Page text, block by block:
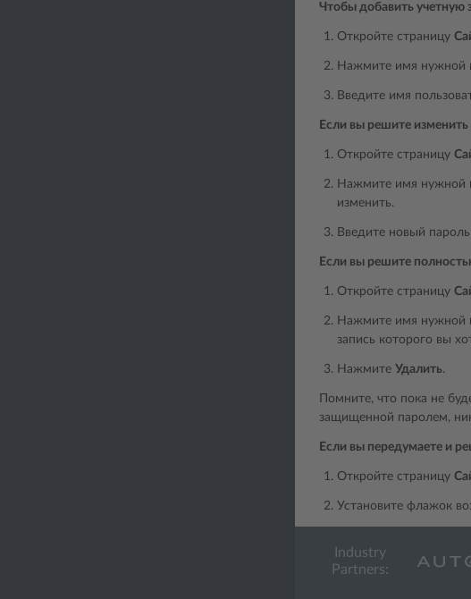
Чтобы добавить учетную
Откройте страницу
Нажмите имя нужной
Введите имя
Если вы решите
Откройте страницу
Нажмите имя нужной
изменить.
Введите новый
Если вы решите
Откройте страницу
Нажмите имя нужной
запись которого вы
Нажмите Удалить.
Помните, что пока не
защищенной паролем,
Если вы передумаете и
Откройте страницу
Установите флажок
Industry
Partners: